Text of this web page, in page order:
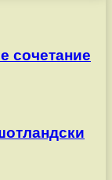
сочетание